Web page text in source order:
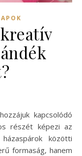
részét képezi az
közötti
formaság, hanem